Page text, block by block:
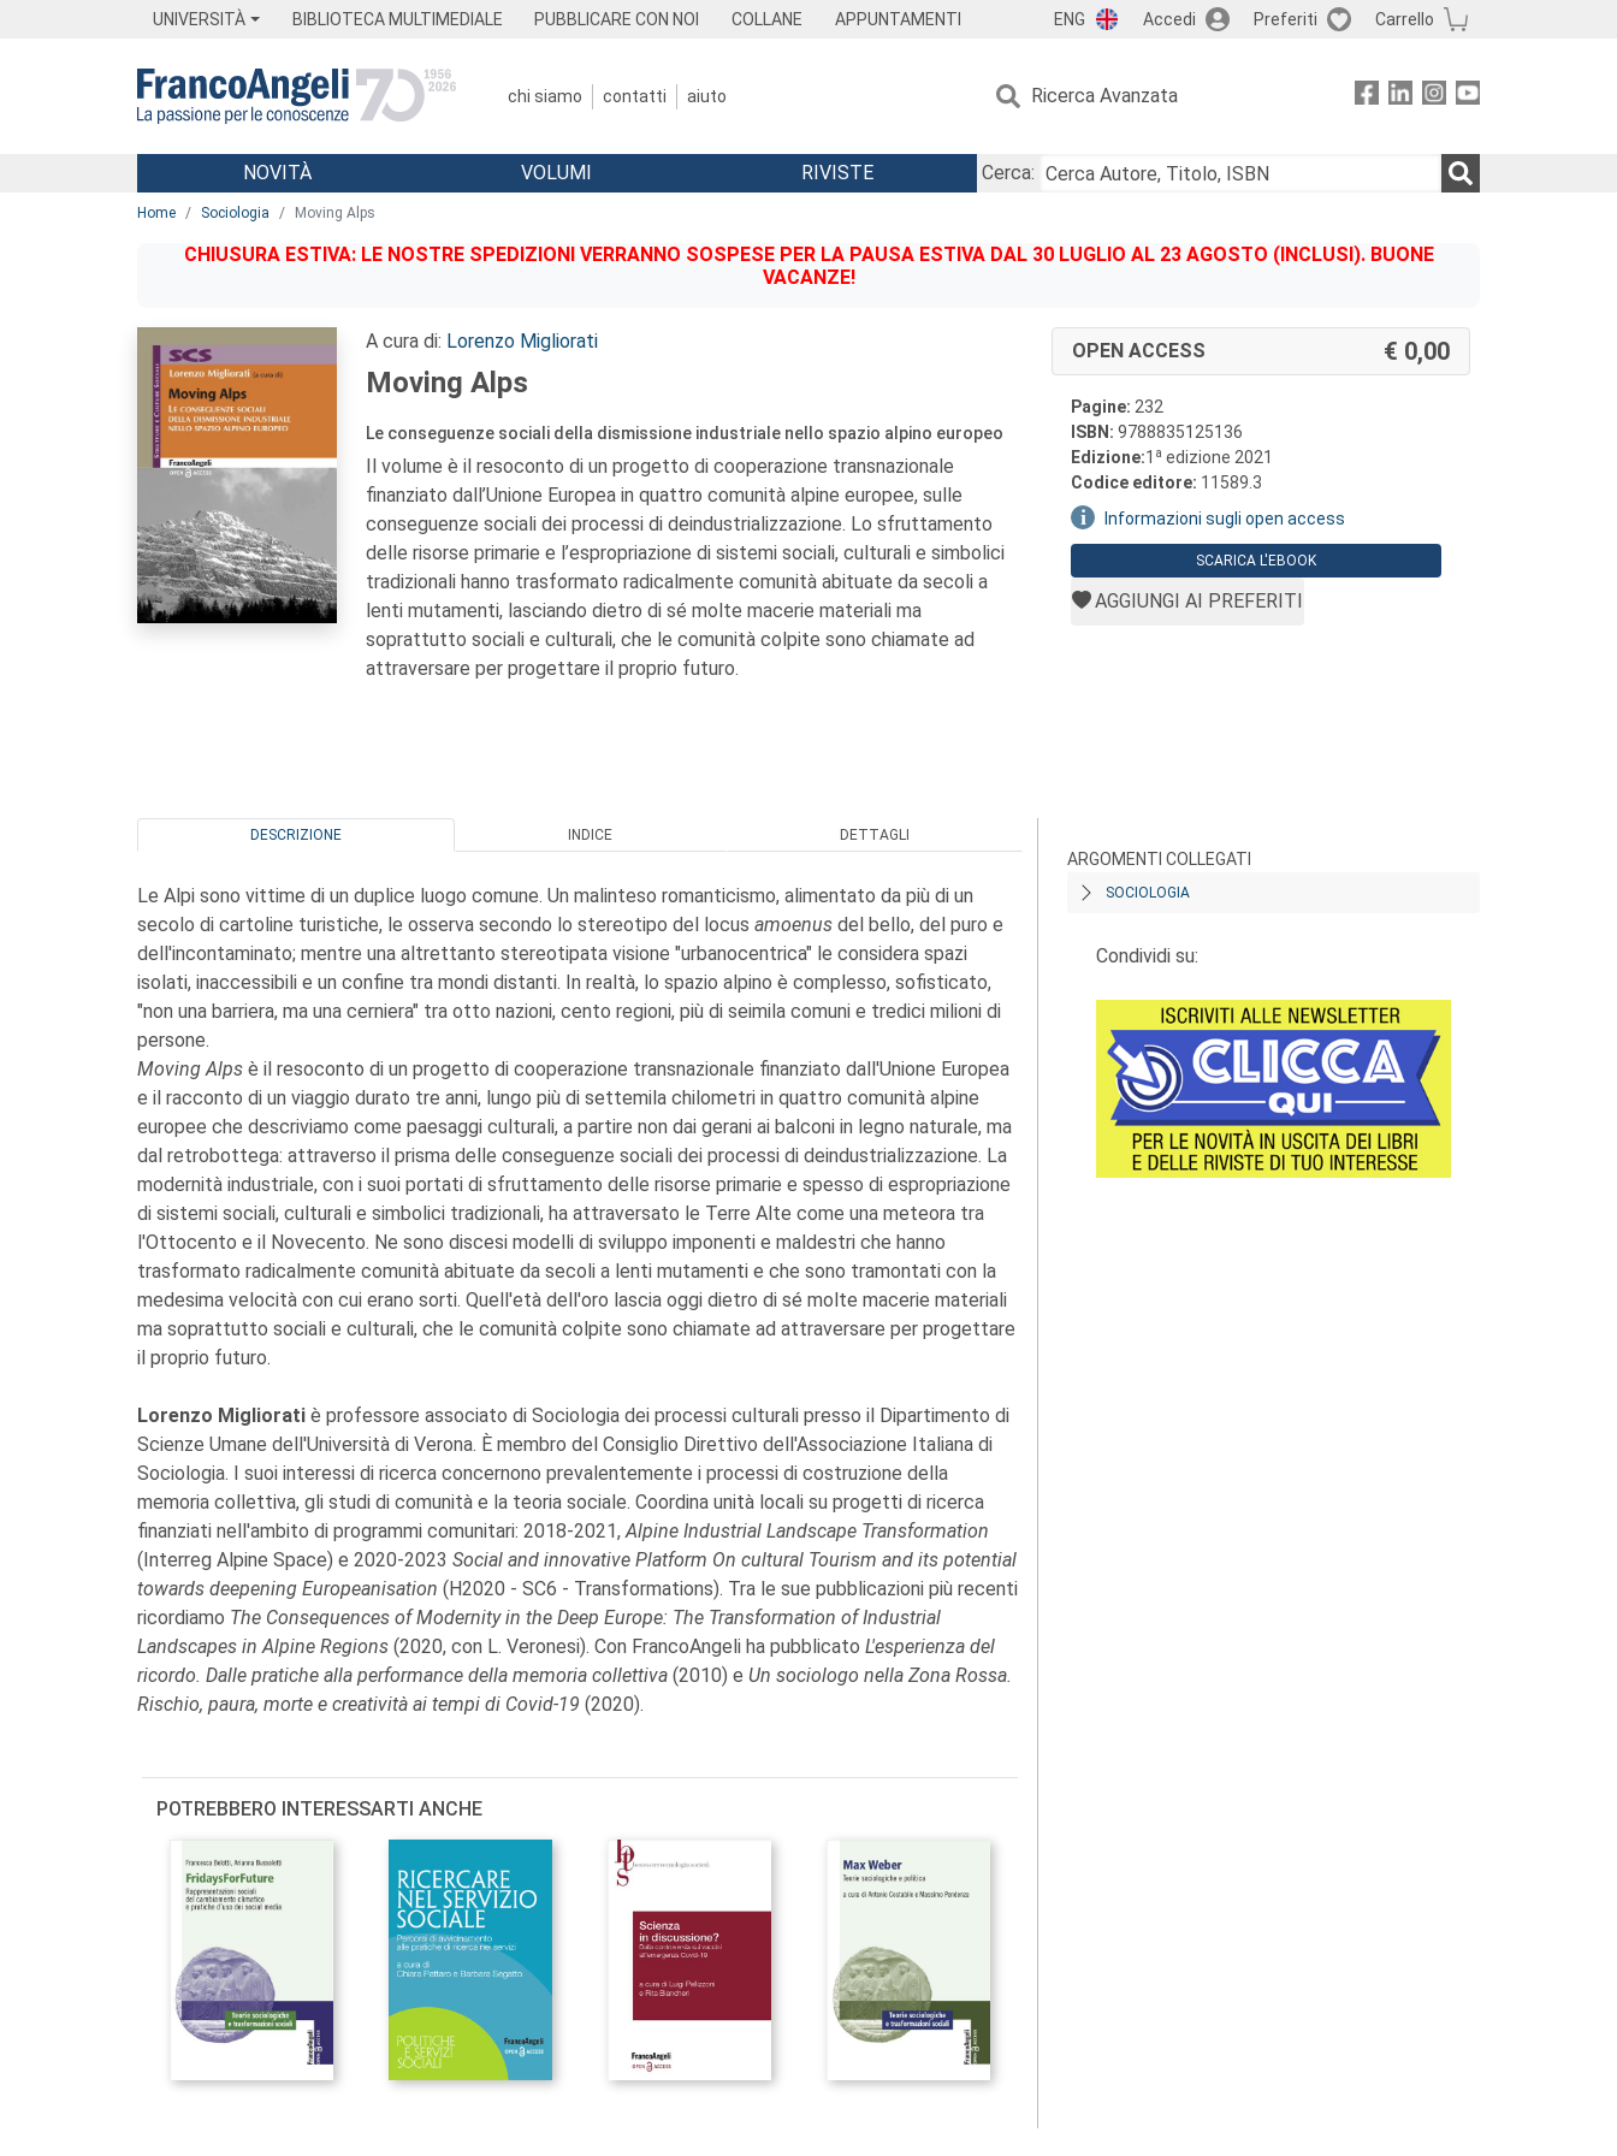
UNIVERSITÀ BIBLIOTECA MULTIMEDIALE PUBBLICARE CON NOI COLLANE APPUNTAMENTI ENG Accedi Preferiti Carrello
chi siamo contatti aiuto Ricerca Avanzata
Menu
NOVITÀ VOLUMI RIVISTE
Cerca:
Home Sociologia Moving Alps
CHIUSURA ESTIVA: LE NOSTRE SPEDIZIONI VERRANNO SOSPESE PER LA PAUSA ESTIVA DAL 30 LUGLIO AL 23 AGOSTO (INCLUSI). BUONE
VACANZE!
A cura di: Lorenzo Migliorati
Moving Alps
Le conseguenze sociali della dismissione industriale nello spazio alpino europeo
Il volume è il resoconto di un progetto di cooperazione transnazionale
finanziato dall’Unione Europea in quattro comunità alpine europee, sulle
conseguenze sociali dei processi di deindustrializzazione. Lo sfruttamento
delle risorse primarie e l’espropriazione di sistemi sociali, culturali e simbolici
tradizionali hanno trasformato radicalmente comunità abituate da secoli a
lenti mutamenti, lasciando dietro di sé molte macerie materiali ma
soprattutto sociali e culturali, che le comunità colpite sono chiamate ad
attraversare per progettare il proprio futuro.
OPEN ACCESS 0,00
Pagine: 232
ISBN: 9788835125136
Edizione:1 a edizione 2021
Codice editore: 11589.3
Informazioni sugli open access
SCARICA L'EBOOK
AGGIUNGI AI PREFERITI
DESCRIZIONE INDICE DETTAGLI
Le Alpi sono vittime di un duplice luogo comune. Un malinteso romanticismo, alimentato da più di un
secolo di cartoline turistiche, le osserva secondo lo stereotipo del locus amoenus del bello, del puro e
dell'incontaminato; mentre una altrettanto stereotipata visione "urbanocentrica" le considera spazi
isolati, inaccessibili e un confine tra mondi distanti. In realtà, lo spazio alpino è complesso, sofisticato,
"non una barriera, ma una cerniera" tra otto nazioni, cento regioni, più di seimila comuni e tredici milioni di
persone.
Moving Alps è il resoconto di un progetto di cooperazione transnazionale finanziato dall'Unione Europea
e il racconto di un viaggio durato tre anni, lungo più di settemila chilometri in quattro comunità alpine
europee che descriviamo come paesaggi culturali, a partire non dai gerani ai balconi in legno naturale, ma
dal retrobottega: attraverso il prisma delle conseguenze sociali dei processi di deindustrializzazione. La
modernità industriale, con i suoi portati di sfruttamento delle risorse primarie e spesso di espropriazione
di sistemi sociali, culturali e simbolici tradizionali, ha attraversato le Terre Alte come una meteora tra
l'Ottocento e il Novecento. Ne sono discesi modelli di sviluppo imponenti e maldestri che hanno
trasformato radicalmente comunità abituate da secoli a lenti mutamenti e che sono tramontati con la
medesima velocità con cui erano sorti. Quell'età dell'oro lascia oggi dietro di sé molte macerie materiali
ma soprattutto sociali e culturali, che le comunità colpite sono chiamate ad attraversare per progettare
il proprio futuro.
Lorenzo Migliorati è professore associato di Sociologia dei processi culturali presso il Dipartimento di
Scienze Umane dell'Università di Verona. È membro del Consiglio Direttivo dell'Associazione Italiana di
Sociologia. I suoi interessi di ricerca concernono prevalentemente i processi di costruzione della
memoria collettiva, gli studi di comunità e la teoria sociale. Coordina unità locali su progetti di ricerca
finanziati nell'ambito di programmi comunitari: 2018-2021,Alpine Industrial Landscape Transformation
(Interreg Alpine Space) e 2020-2023 Social and innovative Platform On cultural Tourism and its potential
towards deepening Europeanisation (H2020 - SC6 - Transformations). Tra le sue pubblicazioni più recenti
ricordiamo The Consequences of Modernity in the Deep Europe: The Transformation of Industrial
Landscapes in Alpine Regions (2020, con L. Veronesi). Con FrancoAngeli ha pubblicato L'esperienza del
ricordo. Dalle pratiche alla performance della memoria collettiva (2010) e Un sociologo nella Zona Rossa.
Rischio, paura, morte e creatività ai tempi di Covid-19 (2020).
POTREBBERO INTERESSARTI ANCHE
ARGOMENTI COLLEGATI
SOCIOLOGIA
Condividi su: